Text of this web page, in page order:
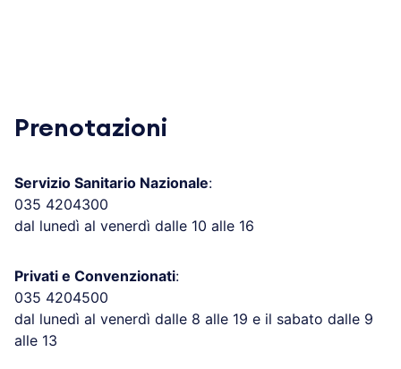
Prenotazioni
Servizio Sanitario Nazionale:
035 4204300
dal lunedì al venerdì dalle 10 alle 16
Privati e Convenzionati:
035 4204500
dal lunedì al venerdì dalle 8 alle 19 e il sabato dalle 9
alle 13